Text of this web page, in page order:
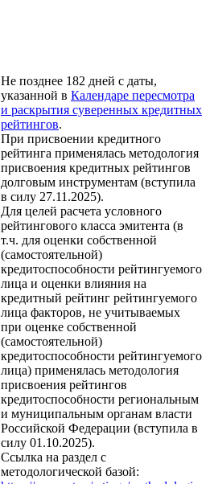
Не позднее 182 дней с даты,
указанной в Календаре пересмотра
и раскрытия суверенных кредитных
рейтингов.
При присвоении кредитного
рейтинга применялась методология
присвоения кредитных рейтингов
долговым инструментам (вступила
в силу 27.11.2025).
Для целей расчета условного
рейтингового класса эмитента (в
т.ч. для оценки собственной
(самостоятельной)
кредитоспособности рейтингуемого
лица и оценки влияния на
кредитный рейтинг рейтингуемого
лица факторов, не учитываемых
при оценке собственной
(самостоятельной)
кредитоспособности рейтингуемого
лица) применялась методология
присвоения рейтингов
кредитоспособности региональным
и муниципальным органам власти
Российской Федерации (вступила в
силу 01.10.2025).
Ссылка на раздел с
методологической базой: